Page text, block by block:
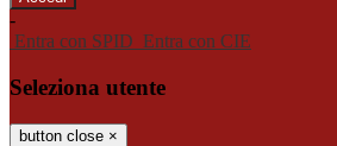
-
Entra con SPID Entra con CIE
Seleziona utente
button close ×